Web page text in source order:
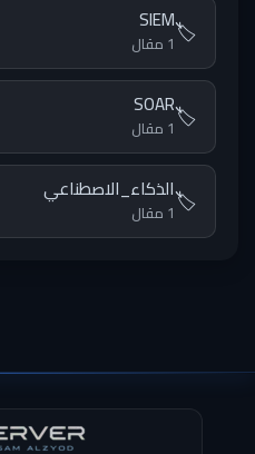
🏷️
SIEM
1 مقال
🏷️
SOAR
1 مقال
🏷️الذكاء_الاصطناعي
1 مقال